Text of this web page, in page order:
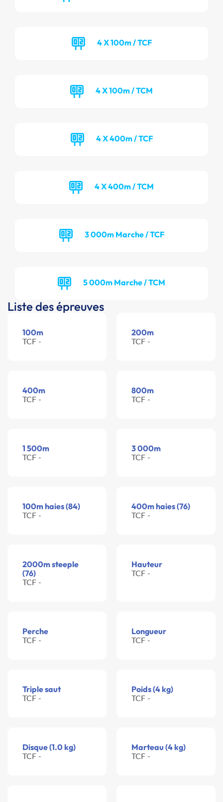
4 X 100m / TCF
4 X 100m / TCM
4 X 400m / TCF
4 X 400m / TCM
3 000m Marche / TCF
5 000m Marche / TCM
Liste des épreuves
100m
TCF -
200m
TCF -
400m
TCF -
800m
TCF -
1 500m
TCF -
3 000m
TCF -
100m haies (84)
TCF -
400m haies (76)
TCF -
2000m steeple
(76)
TCF -
Hauteur
TCF -
Perche
TCF -
Longueur
TCF -
Triple saut
TCF -
Poids (4 kg)
TCF -
Disque (1.0 kg)
TCF -
Marteau (4 kg)
TCF -